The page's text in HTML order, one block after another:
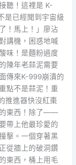
聽！這裡是 K-
是已經聞到宇宙級
！馬上！」廖沾
講機，困惑地喊
味！是麵粉過度
陳年老蒜泥需要
傳來K-999崩潰的
點不是蒜泥！重
推進器快沒紅棗
的東西！除了——
帶上他最珍愛的
擊。一個穿著黑
從牆上的破洞鑽
東西，桶上用毛